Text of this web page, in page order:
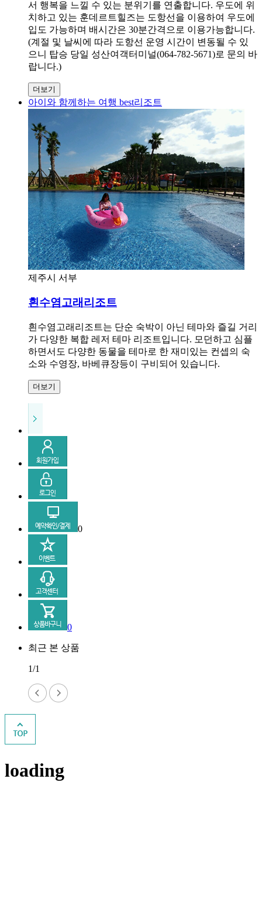
서 행복을 느낄 수 있는 분위기를 연출합니다. 우도에 위
치하고 있는 훈데르트힐즈는 도항선을 이용하여 우도에
입도 가능하며 배시간은 30분간격으로 이용가능합니다.
(계절 및 날씨에 따라 도항선 운영 시간이 변동될 수 있
으니 탑승 당일 성산여객터미널(064-782-5671)로 문의 바
랍니다.)
더보기
아이와 함께하는 여행 best리조트
제주시 서부
흰수염고래리조트
흰수염고래리조트는 단순 숙박이 아닌 테마와 즐길 거리
가 다양한 복합 레저 테마 리조트입니다. 모던하고 심플
하면서도 다양한 동물을 테마로 한 재미있는 컨셉의 숙
소와 수영장, 바베큐장등이 구비되어 있습니다.
더보기
0
0
최근 본 상품
1/1
loading